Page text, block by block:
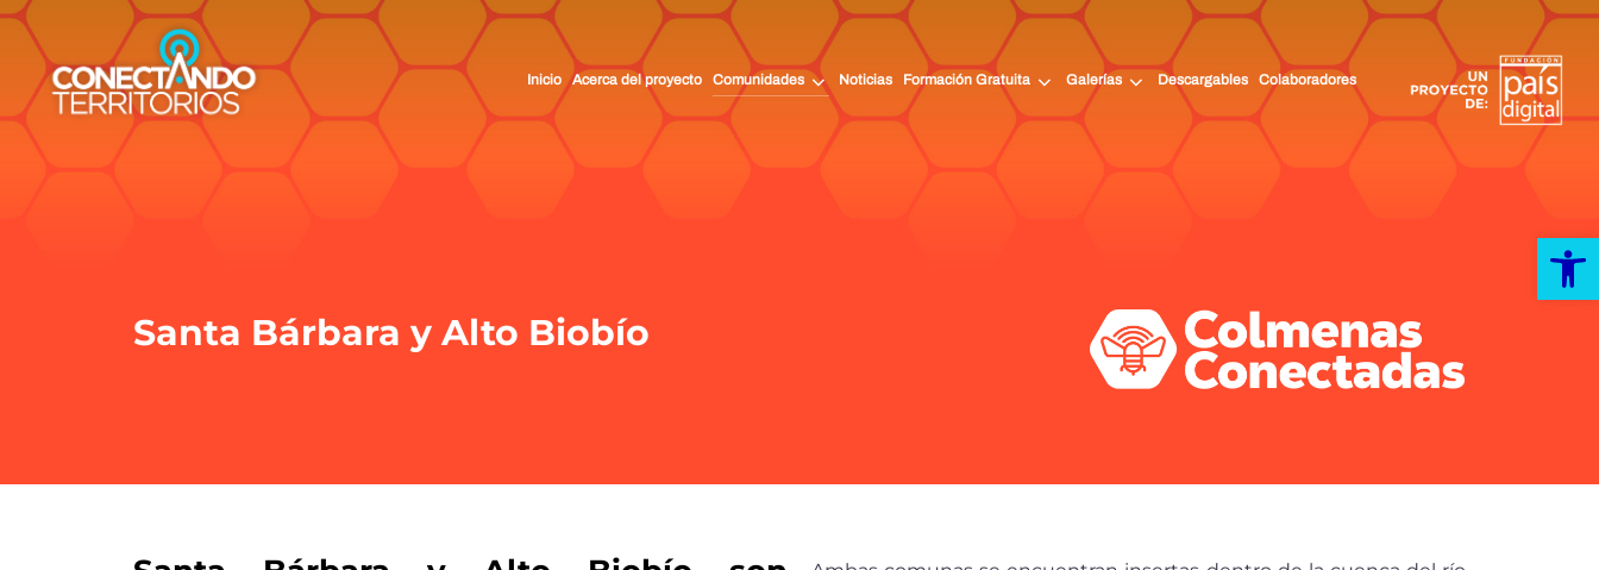
Inicio Acerca del proyecto Comunidades Noticias Formación Gratuita Galerías Descargables Colaboradores
Santa Bárbara y Alto Biobío